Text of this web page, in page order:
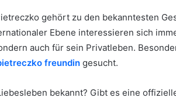
gehört zu den bekanntesten
Ebene interessieren sich
auch für sein Privatleben.
freundin gesucht.
bekannt? Gibt es eine